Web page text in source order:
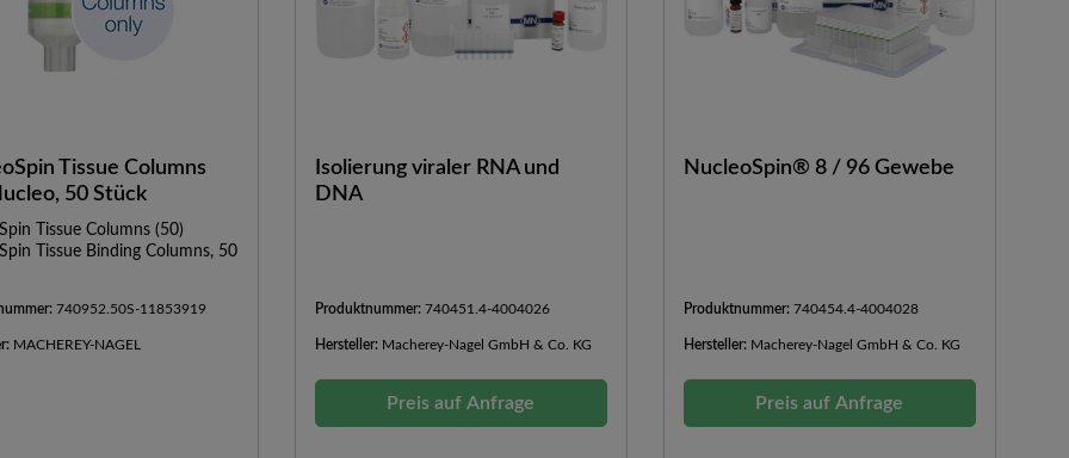
Tissue Columns
50 Stück
Tissue Columns (50)
Tissue Binding Columns, 50
740952.50S-11853919
MACHEREY-NAGEL
Isolierung viraler RNA und
DNA
Produktnummer: 740451.4-4004026
Hersteller: Macherey-Nagel GmbH & Co. KG
Preis auf Anfrage
NucleoSpin® 8 / 96 Gewebe
Produktnummer: 740454.4-4004028
Hersteller: Macherey-Nagel GmbH & Co. KG
Preis auf Anfrage